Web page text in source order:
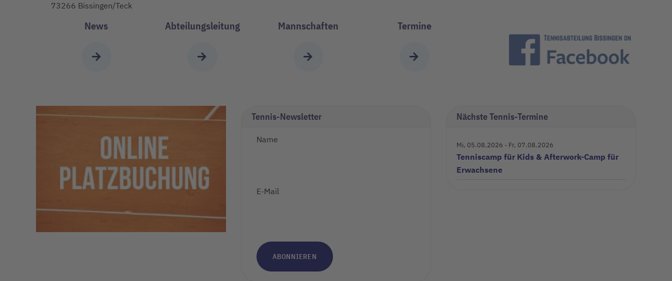
73266 Bissingen/Teck
News Abteilungsleitung Mannschaften Termine
Tennis-Newsletter
Name
E-Mail
ABONNIEREN
Nächste Tennis-Termine
Mi, 05.08.2026 - Fr, 07.08.2026
Tenniscamp für Kids & Afterwork-Camp für
Erwachsene